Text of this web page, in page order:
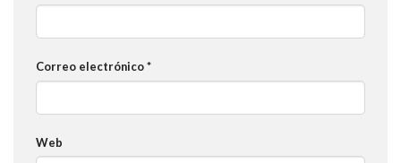
Correo electrónico*
Web